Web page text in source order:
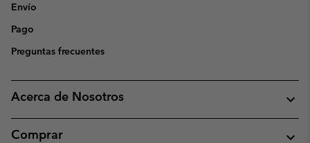
Envío
Pago
Preguntas frecuentes
Acerca de Nosotros
Comprar